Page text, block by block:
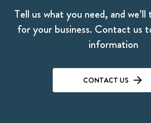
Tell us what you need, and
for your business. Contact us
information
CONTACT US